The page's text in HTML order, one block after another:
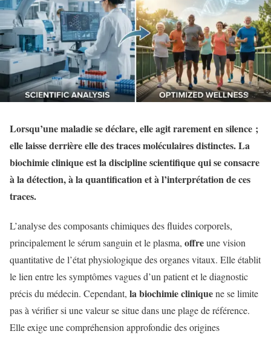
Lorsqu’une maladie se déclare, elle agit rarement en silence ;
elle laisse derrière elle des traces moléculaires distinctes.La
biochimie cliniqueest la discipline scientifique qui se consacre
à la détection, à la quantification et à l’interprétation de ces
traces.
L’analyse des composants chimiques des fluides corporels,
principalement le sérum sanguin et le plasma, offreune vision
quantitative de l’état physiologique des organes vitaux. Elle établit
le lien entre les symptômes vagues d’un patient et le diagnostic
précis du médecin. Cependant, la biochimie cliniquene se limite
pas à vérifier si une valeur se situe dans une plage de référence.
Elle exige une compréhension approfondie des origines